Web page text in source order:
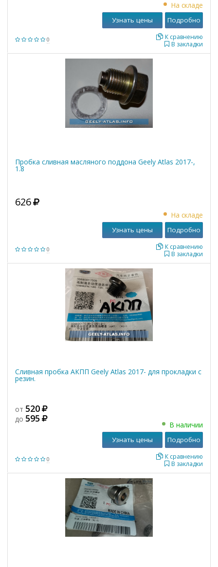
0
На складе
В закладки
К сравнению
Узнать цены Подробно
Пробка сливная масляного поддона Geely Atlas 2017-,
1.8
0
626
На складе
В закладки
К сравнению
Узнать цены Подробно
Сливная пробка АКПП Geely Atlas 2017- для прокладки с
резин.
0
от 520
до 595
В наличии
В закладки
К сравнению
Узнать цены Подробно